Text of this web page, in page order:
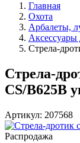
Главная
Охота
Арбалеты,
Аксессуары
Стрела-
Стрела-
CS/B625В
Артикул: 207568
Распродажа